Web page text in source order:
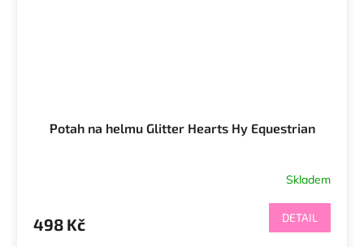
Potah na helmu Glitter Hearts Hy Equestrian
Skladem
498 Kč DETAIL